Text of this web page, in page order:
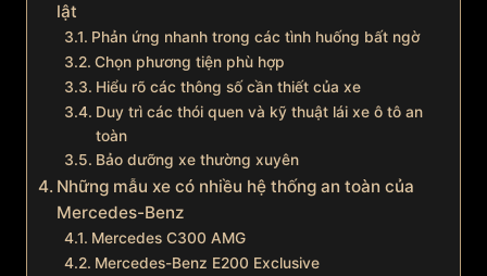
lật
Phản ứng nhanh trong các tình huống bất ngờ
Chọn phương tiện phù hợp
Hiểu rõ các thông số cần thiết của xe
Duy trì các thói quen và kỹ thuật lái xe ô tô an
toàn
Bảo dưỡng xe thường xuyên
Những mẫu xe có nhiều hệ thống an toàn của
Mercedes-Benz
Mercedes C300 AMG
Mercedes-Benz E200 Exclusive